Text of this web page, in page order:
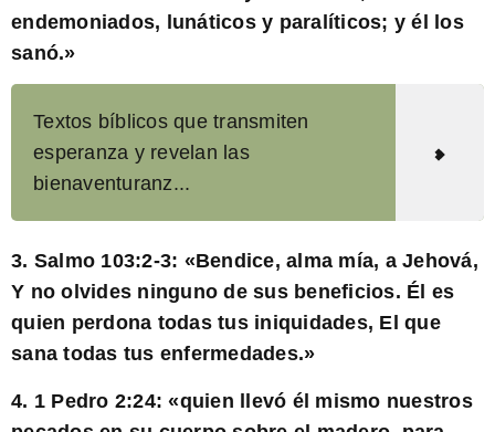
endemoniados, lunáticos y paralíticos; y él los
sanó.»
Textos bíblicos que transmiten
esperanza y revelan las
bienaventuranz...
3. Salmo 103:2-3: «Bendice, alma mía, a Jehová,
Y no olvides ninguno de sus beneficios. Él es
quien perdona todas tus iniquidades, El que
sana todas tus enfermedades.»
4. 1 Pedro 2:24: «quien llevó él mismo nuestros